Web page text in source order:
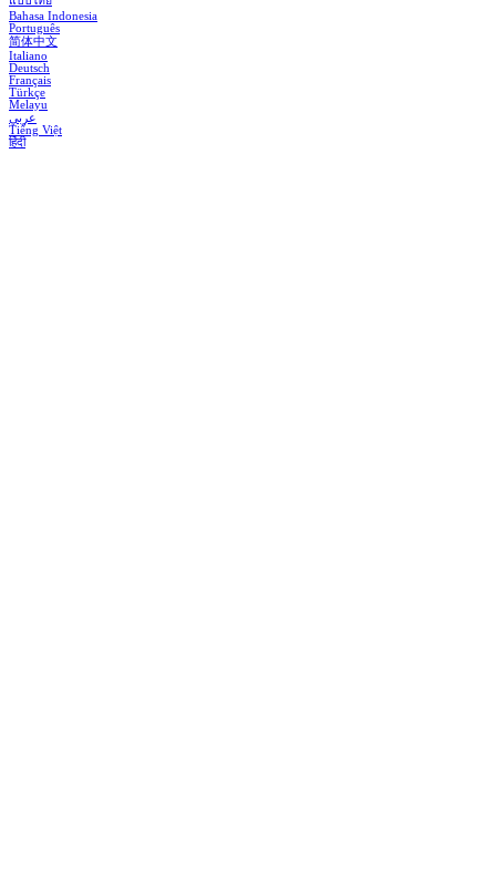
Bahasa Indonesia
Português
简体中文
Italiano
Deutsch
Français
Türkçe
Melayu
عربي
Tiếng Việt
हिंदी